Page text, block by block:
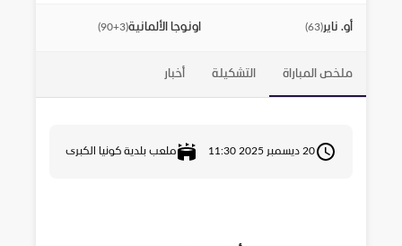
أو. ناير(
63
) اونوجا الألمانية(
90+3
)
ملخص المباراة التشكيلة أخبار
20 ديسمبر 2025 11:30 ملعب بلدية كونيا الكبرى